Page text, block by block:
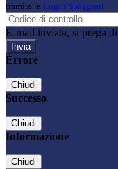
tramite la Login Spaggiari
E-mail inviata, si prega
Errore
Chiudi
Successo
Chiudi
Informazione
Chiudi